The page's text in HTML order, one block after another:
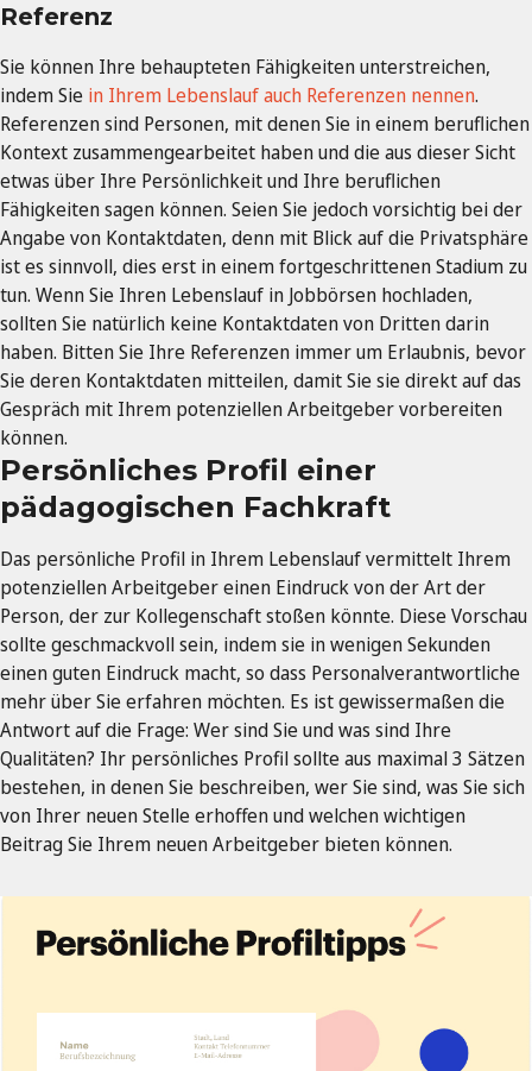
Referenz
Sie können Ihre behaupteten Fähigkeiten unterstreichen,
indem Sie in Ihrem Lebenslauf auch Referenzen nennen.
Referenzen sind Personen, mit denen Sie in einem beruflichen
Kontext zusammengearbeitet haben und die aus dieser Sicht
etwas über Ihre Persönlichkeit und Ihre beruflichen
Fähigkeiten sagen können. Seien Sie jedoch vorsichtig bei der
Angabe von Kontaktdaten, denn mit Blick auf die Privatsphäre
ist es sinnvoll, dies erst in einem fortgeschrittenen Stadium zu
tun. Wenn Sie Ihren Lebenslauf in Jobbörsen hochladen,
sollten Sie natürlich keine Kontaktdaten von Dritten darin
haben. Bitten Sie Ihre Referenzen immer um Erlaubnis, bevor
Sie deren Kontaktdaten mitteilen, damit Sie sie direkt auf das
Gespräch mit Ihrem potenziellen Arbeitgeber vorbereiten
können.
Persönliches Profil einer
pädagogischen Fachkraft
Das persönliche Profil in Ihrem Lebenslauf vermittelt Ihrem
potenziellen Arbeitgeber einen Eindruck von der Art der
Person, der zur Kollegenschaft stoßen könnte. Diese Vorschau
sollte geschmackvoll sein, indem sie in wenigen Sekunden
einen guten Eindruck macht, so dass Personalverantwortliche
mehr über Sie erfahren möchten. Es ist gewissermaßen die
Antwort auf die Frage: Wer sind Sie und was sind Ihre
Qualitäten? Ihr persönliches Profil sollte aus maximal 3 Sätzen
bestehen, in denen Sie beschreiben, wer Sie sind, was Sie sich
von Ihrer neuen Stelle erhoffen und welchen wichtigen
Beitrag Sie Ihrem neuen Arbeitgeber bieten können.